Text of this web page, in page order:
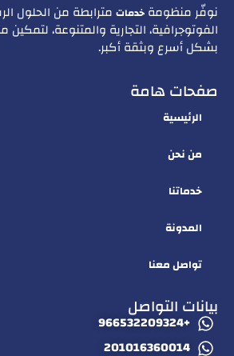
نوفّر منظومة خدمات مترابطة من الحلول
الفوتوجرافية، التجارية والمتنوعة،
بشكل أسرع وبثقة أكبر.
صفحات هامة
الرئيسية
من نحن
خدماتنا
المدونة
تواصل معنا
بيانات التواصل
+966532209324
201016360014